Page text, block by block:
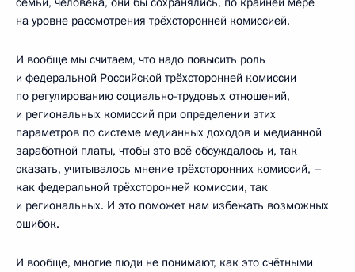
на уровне рассмотрения трёхсторонней комиссией.
И вообще мы считаем, что надо повысить роль
и федеральной Российской трёхсторонней комиссии
по регулированию социально-трудовых отношений,
и региональных комиссий при определении этих
параметров по системе медианных доходов и медианной
заработной платы, чтобы это всё обсуждалось и, так
сказать, учитывалось мнение трёхсторонних комиссий, –
как федеральной трёхсторонней комиссии, так
и региональных. И это поможет нам избежать возможных
ошибок.
И вообще, многие люди не понимают, как это счётными